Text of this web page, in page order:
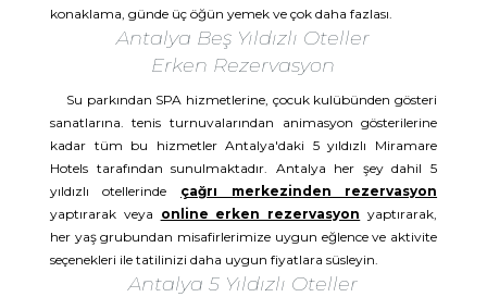
konaklama, günde üç öğün yemek ve çok daha fazlası.
Antalya Beş Yıldızlı Oteller
Erken Rezervasyon
Su parkından SPA hizmetlerine, çocuk kulübünden gösteri
sanatlarına. tenis turnuvalarından animasyon gösterilerine
kadar tüm bu hizmetler Antalya'daki 5 yıldızlı Miramare
Hotels tarafından sunulmaktadır. Antalya her şey dahil 5
yıldızlı otellerinde çağrı merkezinden rezervasyon
yaptırarak veya online erken rezervasyon yaptırarak,
her yaş grubundan misafirlerimize uygun eğlence ve aktivite
seçenekleri ile tatilinizi daha uygun fiyatlara süsleyin.
Antalya 5 Yıldızlı Oteller